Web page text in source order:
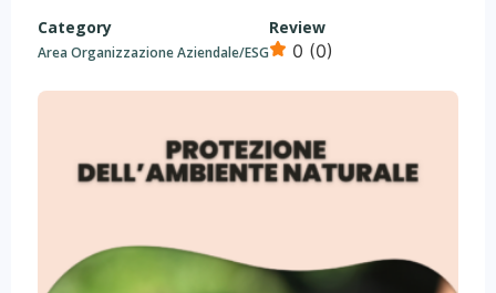
Category
Area Organizzazione Aziendale/ESG
Review
0 (0)